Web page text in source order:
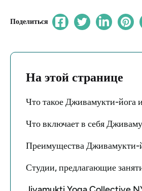
Поделиться
На этой странице
Что такое Дживамукти-йога
Что включает в себя
Преимущества Дживамукти-
Студии, предлагающие